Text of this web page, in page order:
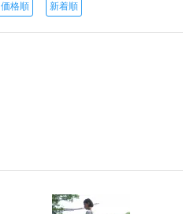
価格順 新着順